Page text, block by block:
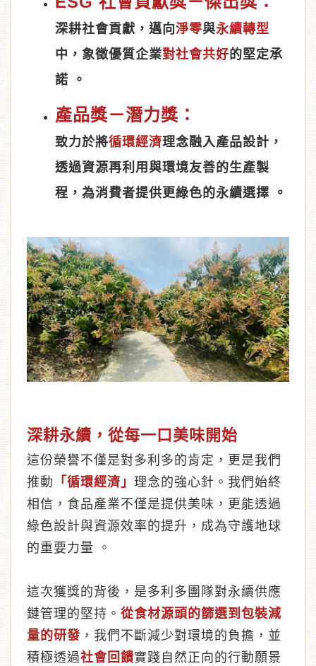
深耕社會貢獻，邁向淨零與永續轉型
中，象徵優質企業對社會共好 的堅定承
諾 。
產品獎－潛力獎：
致力於將循環經濟理念融入產品設計，
透過資源再利用與環境友善的生產製
程，為消費者提供更綠色的永續選擇 。
深耕永續，從每一口美味開始
這份榮譽不僅是對多利多的肯定，更是我們
推動
「循環經濟」理念的強心針。我們始終
相信，食品產業不僅是提供美味，更能透過
綠色設計與資源效率的提升，成為守護地球
的重要力量 。
這次獲獎的背後，是多利多團隊對永續供應
鏈管理的堅持。從食材源頭的篩選到包裝減
量的研發 ，我們不斷減少對環境的負擔，並
積極透過社會回饋實踐自然正向的行動願景